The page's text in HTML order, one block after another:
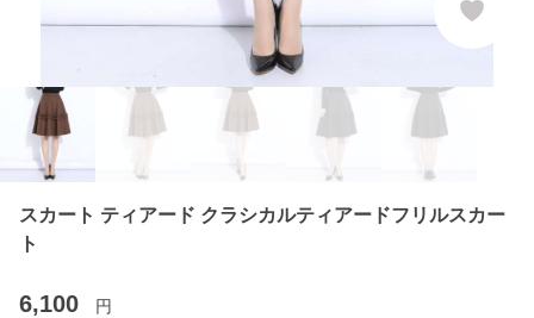
スカート ティアード クラシカルティアードフリルスカー
ト
6,100 円